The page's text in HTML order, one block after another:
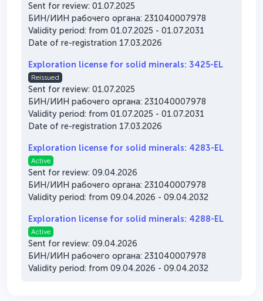
Sent for review: 01.07.2025
БИН/ИИН рабочего органа: 231040007978
Validity period: from 01.07.2025 - 01.07.2031
Date of re-registration 17.03.2026
Exploration license for solid minerals: 3425-EL
Reissued
Sent for review: 01.07.2025
БИН/ИИН рабочего органа: 231040007978
Validity period: from 01.07.2025 - 01.07.2031
Date of re-registration 17.03.2026
Exploration license for solid minerals: 4283-EL
Active
Sent for review: 09.04.2026
БИН/ИИН рабочего органа: 231040007978
Validity period: from 09.04.2026 - 09.04.2032
Exploration license for solid minerals: 4288-EL
Active
Sent for review: 09.04.2026
БИН/ИИН рабочего органа: 231040007978
Validity period: from 09.04.2026 - 09.04.2032